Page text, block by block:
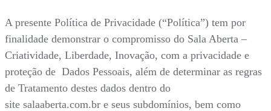
A presente Política de Privacidade (“Política”) tem por
finalidade demonstrar o compromisso do Sala Aberta –
Criatividade, Liberdade, Inovação, com a privacidade e
proteção de Dados Pessoais, além de determinar as regras
de Tratamento destes dados dentro do
site salaaberta.com.br e seus subdomínios, bem como